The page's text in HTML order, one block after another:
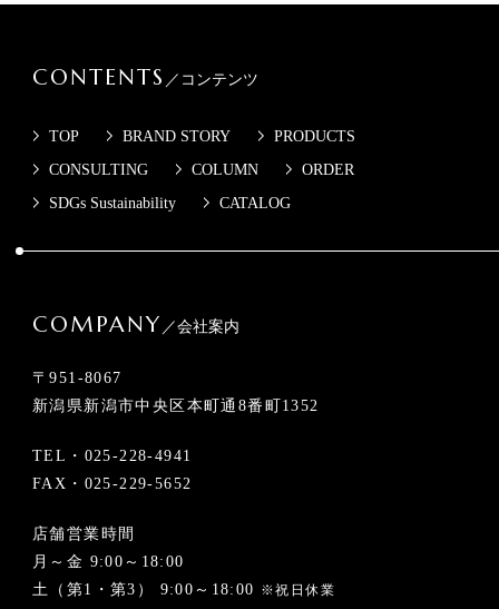
CONTENTS ／コンテンツ
TOP BRAND STORY
PRODUCTS
CONSULTING
COLUMN
ORDER
SDGs Sustainability
CATALOG
COMPANY ／会社案内
〒951-8067
新潟県新潟市中央区本町通8番町1352
TEL・ 025-228-4941
FAX・025-229-5652
店舗営業時間
月～金 9:00～18:00
土（第1・第3） 9:00～18:00 ※祝日休業